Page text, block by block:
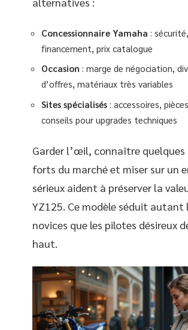
Concessionnaire Yamaha :
financement, prix catalogue
Occasion : marge de négociation,
d’offres, matériaux très variables
Sites spécialisés : accessoires,
conseils pour upgrades techniques
Garder l’œil, connaître
forts du marché et miser sur un
sérieux aident à préserver la
YZ125. Ce modèle séduit autant
novices que les pilotes désireux
haut.